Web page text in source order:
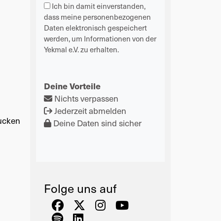
Ich bin damit einverstanden,
dass meine personenbezogenen
Daten elektronisch gespeichert
werden, um Informationen von der
Yekmal e.V. zu erhalten.
Deine Vorteile
Nichts verpassen
Jederzeit abmelden
Deine Daten sind sicher
Folge uns auf